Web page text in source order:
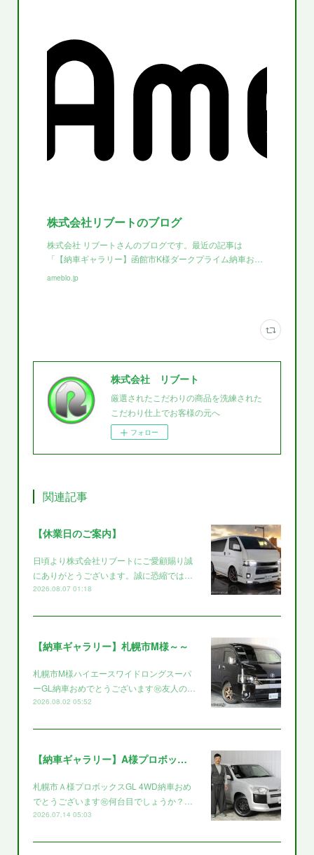
株式会社リブートのブログ
株式会社 リブートさんのブログです。最近の記事は
「【納車ギャラリー】函館市K様ダークプライム納車お…
ameblo.jp
株式会社 リブート
厳選されたこだわりの商品を洗練された
こだわり仕上でお客様の元へ
フォロー
関連記事
【休業日のご案内】
日頃より株式会社リブートにご愛顧賜り誠
にありがとうございます。誠に恐縮では…
2026.08.07 01:18
【納車ギャラリー】札幌市M様～～
札幌市M様ハイエースワイドロングスーパ
ーGL納車おめでとうございます㊗️友人の…
2026.08.02 05:52
【納車ギャラリー】A様プロボックス～～
札幌市Ａ様プロボックスGL 4WD納車おめ
でとうございます㊗️何台目でしょうか？…
2026.07.14 05:03